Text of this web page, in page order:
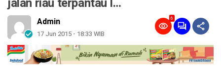
Admin
17 Jun 2015 - 18:33 WIB
6